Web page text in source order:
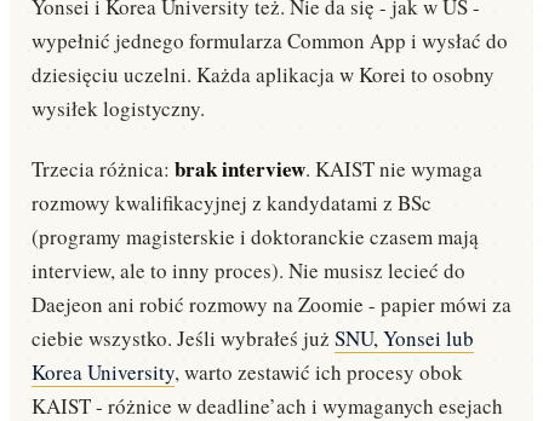
Yonsei i Korea University też. Nie da się - jak w US -
wypełnić jednego formularza Common App i wysłać do
dziesięciu uczelni. Każda aplikacja w Korei to osobny
wysiłek logistyczny.
Trzecia różnica: brak interview. KAIST nie wymaga
rozmowy kwalifikacyjnej z kandydatami z BSc
(programy magisterskie i doktoranckie czasem mają
interview, ale to inny proces). Nie musisz lecieć do
Daejeon ani robić rozmowy na Zoomie - papier mówi za
ciebie wszystko. Jeśli wybrałeś już SNU, Yonsei lub
Korea University, warto zestawić ich procesy obok
KAIST - różnice w deadline’ach i wymaganych esejach